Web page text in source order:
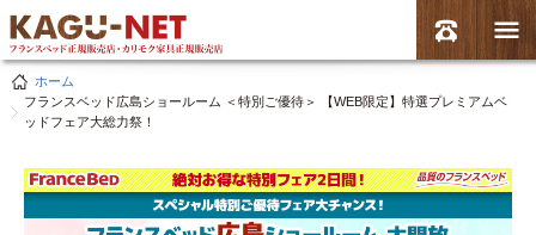
ホーム
フランスベッド広島ショールーム ＜特別ご優待＞ 【WEB限定】特選プレミアムベ
ッドフェア大総力祭！